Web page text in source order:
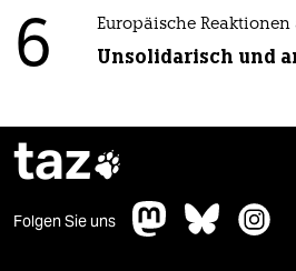
6 Europäische Reaktionen
Unsolidarisch und
taz
Folgen Sie uns